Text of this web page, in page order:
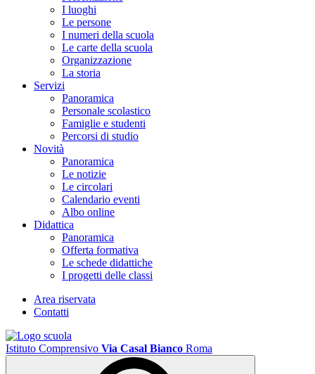
I luoghi
Le persone
I numeri della scuola
Le carte della scuola
Organizzazione
La storia
Servizi
Panoramica
Personale scolastico
Famiglie e studenti
Percorsi di studio
Novità
Panoramica
Le notizie
Le circolari
Calendario eventi
Albo online
Didattica
Panoramica
Offerta formativa
Le schede didattiche
I progetti delle classi
Area riservata
Contatti
Istituto Comprensivo Via Casal Bianco Roma